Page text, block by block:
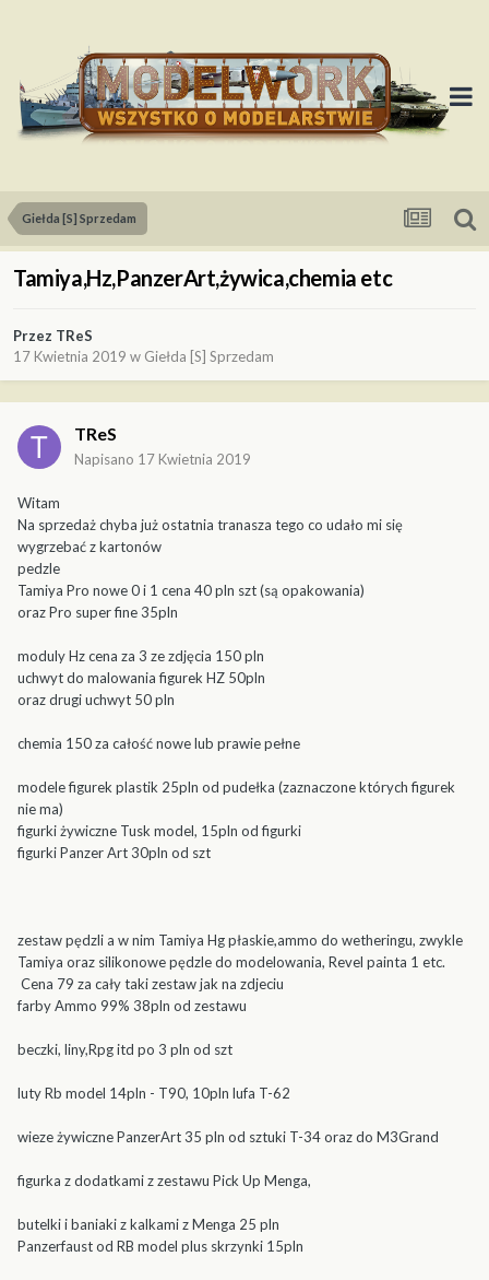
Giełda [S] Sprzedam
Tamiya,Hz,PanzerArt,żywica,chemia etc
Przez TReS
17 Kwietnia 2019 w Giełda [S] Sprzedam
TReS
Napisano 17 Kwietnia 2019
Witam
Na sprzedaż chyba już ostatnia tranasza tego co udało mi się
wygrzebać z kartonów
pedzle
Tamiya Pro nowe 0 i 1 cena 40 pln szt (są opakowania)
oraz Pro super fine 35pln
moduly Hz cena za 3 ze zdjęcia 150 pln
uchwyt do malowania figurek HZ 50pln
oraz drugi uchwyt 50 pln
chemia 150 za całość nowe lub prawie pełne
modele figurek plastik 25pln od pudełka (zaznaczone których figurek
nie ma)
figurki żywiczne Tusk model, 15pln od figurki
figurki Panzer Art 30pln od szt
zestaw pędzli a w nim Tamiya Hg płaskie,ammo do wetheringu, zwykle
Tamiya oraz silikonowe pędzle do modelowania, Revel painta 1 etc.
Cena 79 za cały taki zestaw jak na zdjeciu
farby Ammo 99% 38pln od zestawu
beczki, liny,Rpg itd po 3 pln od szt
luty Rb model 14pln - T90, 10pln lufa T-62
wieze żywiczne PanzerArt 35 pln od sztuki T-34 oraz do M3Grand
figurka z dodatkami z zestawu Pick Up Menga,
butelki i baniaki z kalkami z Menga 25 pln
Panzerfaust od RB model plus skrzynki 15pln